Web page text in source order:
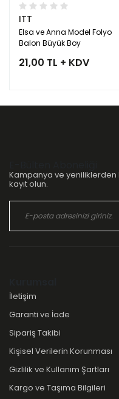
ITT
Elsa ve Anna Model Folyo
Balon Büyük Boy
21,00 TL + KDV
Kampanya ve
kayıt olun.
İletişim
Garanti ve İade
Sipariş Takibi
Kişisel Verilerin Korunması
Gizlilik ve Kullanım Şartları
Kargo ve Taşıma Bilgileri